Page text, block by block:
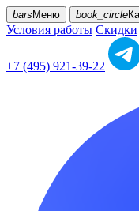
bars Меню book_circle
Условия работы Скидки
+7 (495) 921-39-22